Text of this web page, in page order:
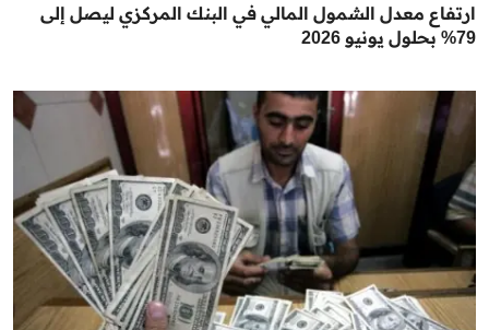
ارتفاع معدل الشمول المالي في البنك المركزي ليصل إلى
79% بحلول يونيو 2026